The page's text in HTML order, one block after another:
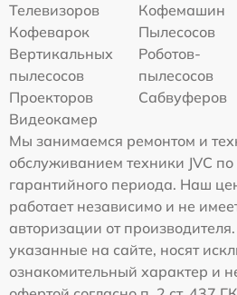
Телевизоров
Кофемашин
Кофеварок
Пылесосов
Вертикальных
пылесосов
Роботов-
пылесосов
Проекторов
Сабвуферов
Видеокамер
Мы занимаемся ремонтом и
обслуживанием техники JVC по
гарантийного периода. Наш
работает независимо и не
авторизации от
указанные на сайте, носят
ознакомительный характер и